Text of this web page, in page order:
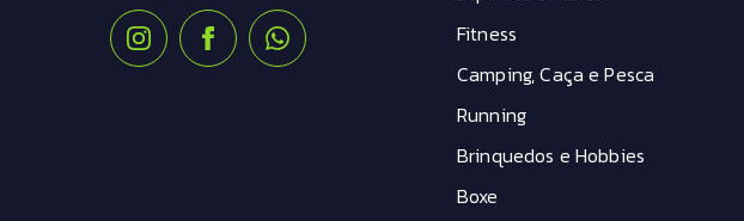
Fitness
Camping, Caça e Pesca
Running
Brinquedos e Hobbies
Boxe